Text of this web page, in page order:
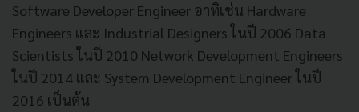
Software Developer Engineer อาทิเช่น Hardware
Engineers และ Industrial Designersในปี 2006 Data
Scientistsในปี 2010 Network Development Engineers
ในปี 2014 และ System Development Engineerในปี
2016 เป็นต้น